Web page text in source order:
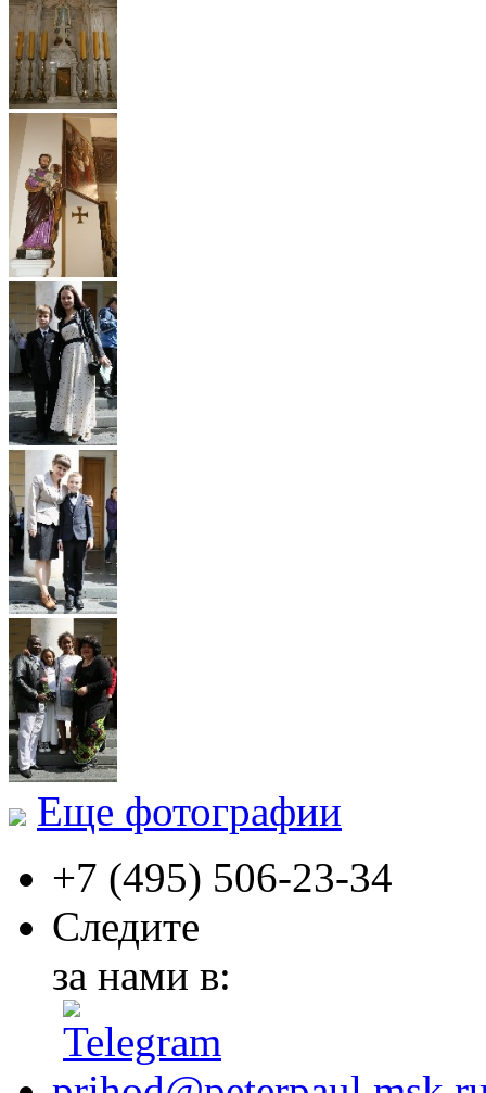
Еще фотографии
+7 (495) 506-23-34
Следите
за нами в: